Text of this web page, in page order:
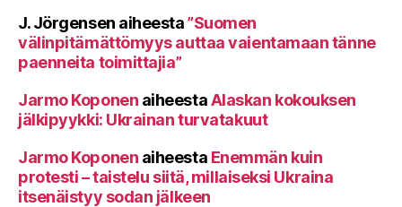
J. Jörgensen aiheesta”Suomen
välinpitämättömyys auttaa vaientamaan tänne
paenneita toimittajia”
Jarmo Koponen aiheestaAlaskan kokouksen
jälkipyykki: Ukrainan turvatakuut
Jarmo Koponen aiheesta Enemmän kuin
protesti – taistelu siitä, millaiseksi Ukraina
itsenäistyy sodan jälkeen